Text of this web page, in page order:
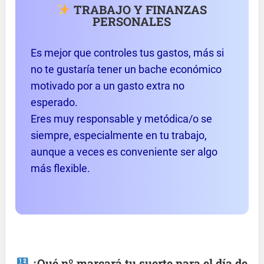
TRABAJO Y FINANZAS
PERSONALES
Es mejor que controles tus gastos, más si
no te gustaría tener un bache económico
motivado por a un gasto extra no
esperado.
Eres muy responsable y metódica/o se
siempre, especialmente en tu trabajo,
aunque a veces es conveniente ser algo
más flexible.